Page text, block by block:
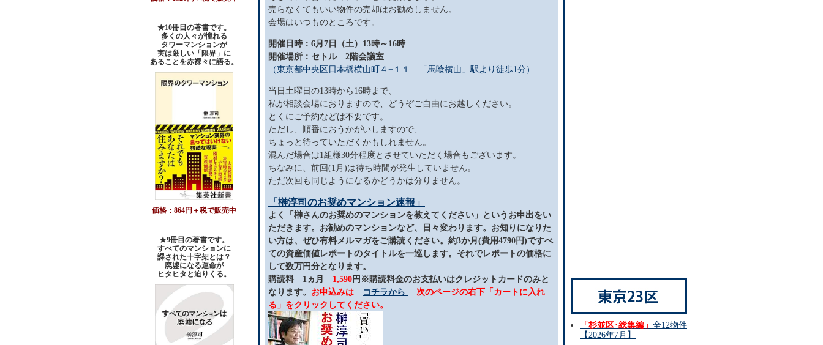
★10冊目の著書です。
多くの人々が憧れる
タワーマンションが
実は厳しい「限界」に
あることを赤裸々に語る。
価格：864円＋税で販売中
★9冊目の著書です。
すべてのマンションに
課された十字架とは？
廃墟になる運命が
ヒタヒタと迫りくる。
売らなくてもいい物件の売却はお勧めしません。
会場はいつものところです。
開催日時：6月7日（土）13時～16時
開催場所：セトル 2階会議室
（東京都中央区日本橋横山町４−１１ 「馬喰横山」駅より徒歩1分）
当日土曜日の13時から16時まで、
私が相談会場におりますので、どうぞご自由にお越しください。
とくにご予約などは不要です。
ただし、順番におうかがいしますので、
ちょっと待っていただくかもしれません。
混んだ場合は1組様30分程度とさせていただく場合もございます。
ちなみに、前回(1月)は待ち時間が発生していません。
ただ次回も同じようになるかどうかは分りません。
「榊淳司のお奨めマンション速報」
よく「榊さんのお奨めのマンションを教えてください」というお申出をい
ただきます。お勧めのマンションなど、日々変わります。お知りになりた
い方は、ぜひ有料メルマガをご購読ください。約3か月(費用4790円)ですべ
ての資産価値レポートのタイトルを一巡します。それでレポートの価格に
して数万円分となります。
購読料 1ヵ月 1,590 円 ※購読料金のお支払いはクレジットカードのみと
なります。 お申込みは コチラから
次のページの右下「カートに入れ
る」をクリックしてください。
「杉並区･総集編」 全12物件
【2026年7月】